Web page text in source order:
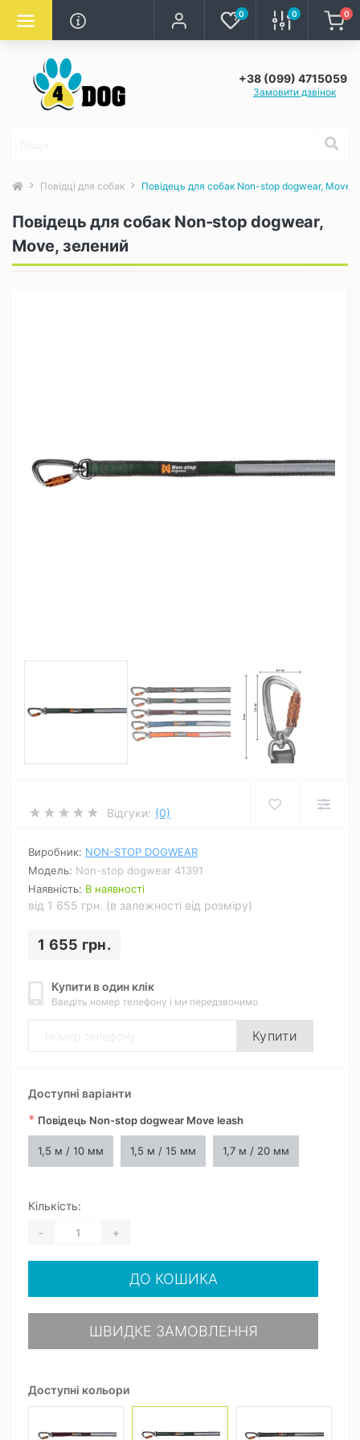
0 0 0
+38 (099) 4715059
Замовити дзвінок
Повідці для собак Повідець для собак Non-stop dogwear, Move,
Повідець для собак Non-stop dogwear,
Move, зелений
Відгуки: (0)
Виробник: NON-STOP DOGWEAR
Модель: Non-stop dogwear 41391
Наявність: В наявності
від 1 655 грн. (в залежності від розміру)
1 655 грн.
Купити в один клік
Введіть номер телефону і ми передзвонимо
Купити
Доступні кольори
Доступні варіанти
* Повідець Non-stop dogwear Move leash
1,5 м / 10 мм 1,5 м / 15 мм 1,7 м / 20 мм
Кількість:
- +
ДО КОШИКА
ШВИДКЕ ЗАМОВЛЕННЯ